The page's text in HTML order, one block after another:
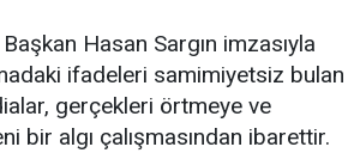
Hasan Sargın imzasıyla
ifadeleri samimiyetsiz bulan
gerçekleri örtmeye ve
bir algı çalışmasından ibarettir.